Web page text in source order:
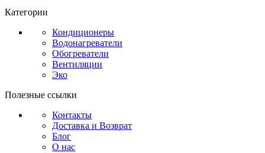
Категории
Кондиционеры
Водонагреватели
Обогреватели
Вентиляции
Эко
Полезные ссылки
Контакты
Доставка и Возврат
Блог
О нас